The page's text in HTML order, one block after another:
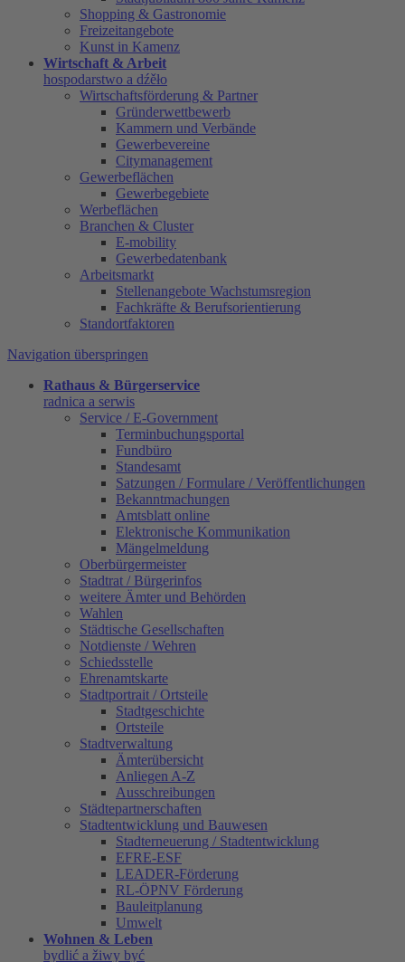
Shopping & Gastronomie
Freizeitangebote
Kunst in Kamenz
Wirtschaft & Arbeit
hospodarstwo a dźěło
Wirtschaftsförderung & Partner
Gründerwettbewerb
Kammern und Verbände
Gewerbevereine
Citymanagement
Gewerbeflächen
Gewerbegebiete
Werbeflächen
Branchen & Cluster
E-mobility
Gewerbedatenbank
Arbeitsmarkt
Stellenangebote Wachstumsregion
Fachkräfte & Berufsorientierung
Standortfaktoren
Navigation überspringen
Rathaus & Bürgerservice
radnica a serwis
Service / E-Government
Terminbuchungsportal
Fundbüro
Standesamt
Satzungen / Formulare / Veröffentlichungen
Bekanntmachungen
Amtsblatt online
Elektronische Kommunikation
Mängelmeldung
Oberbürgermeister
Stadtrat / Bürgerinfos
weitere Ämter und Behörden
Wahlen
Städtische Gesellschaften
Notdienste / Wehren
Schiedsstelle
Ehrenamtskarte
Stadtportrait / Ortsteile
Stadtgeschichte
Ortsteile
Stadtverwaltung
Ämterübersicht
Anliegen A-Z
Ausschreibungen
Städtepartnerschaften
Stadtentwicklung und Bauwesen
Stadterneuerung / Stadtentwicklung
EFRE-ESF
LEADER-Förderung
RL-ÖPNV Förderung
Bauleitplanung
Umwelt
Wohnen & Leben
bydlić a žiwy być